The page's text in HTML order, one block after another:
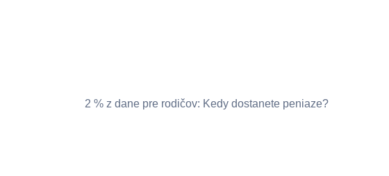
2 % z dane pre rodičov: Kedy dostanete peniaze?